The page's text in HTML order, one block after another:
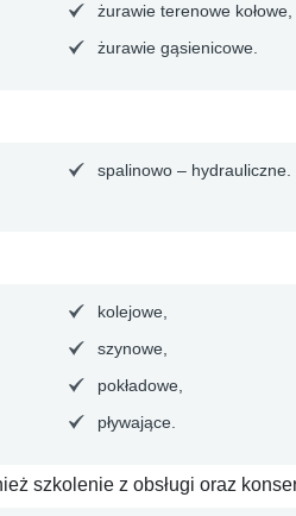
żurawie terenowe kołowe,
żurawie gąsienicowe.
spalinowo – hydrauliczne.
kolejowe,
szynowe,
pokładowe,
pływające.
szkolenie z obsługi oraz